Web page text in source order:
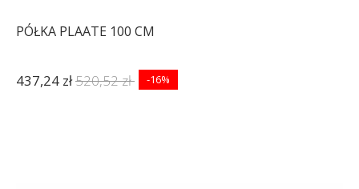
PÓŁKA PLAATE 100 CM
437,24 zł520,52 zł -16%